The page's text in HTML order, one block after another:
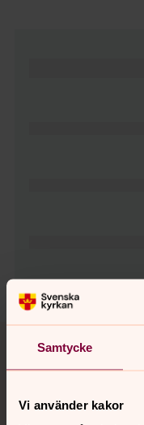
Samtycke
Vi använder kakor
Tillbaka till toppen
Tillbaka till innehållet
Kontakt